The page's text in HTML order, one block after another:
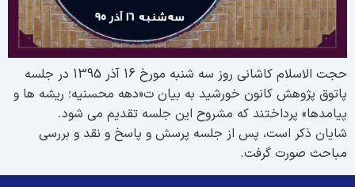
حجت الاسلام کاشانی روز سه شنبه مورخ 16 آذر 1395 در جلسه
پژوهش کانون خورشید به بیان ت«دهه محسنیه؛ ریشه ها و
پرداختند که مشروح این جلسه تقدیم می شود.
ذکر است، پس از جلسه پرسش و پاسخ و نقد و بررسی
صورت گرفت.